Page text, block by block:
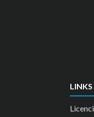
LINKS